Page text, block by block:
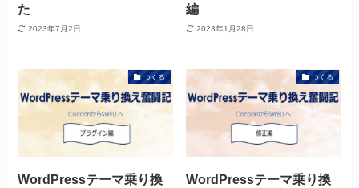
た
2023年7月2日
編
2023年1月28日
つくる
WordPressテーマ乗り換
つくる
WordPressテーマ乗り換